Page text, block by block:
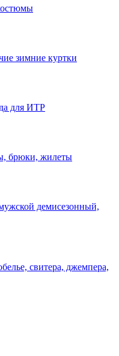
зимние куртки
для ИТР
брюки, жилеты
демисезонный,
свитера, джемпера,